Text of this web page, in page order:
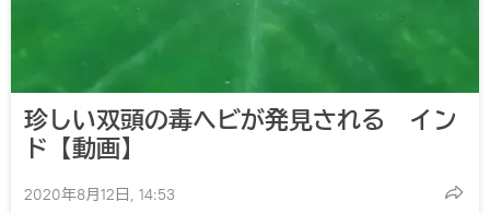
珍しい双頭の毒ヘビが発見される イン
ド【動画】
2020年8月12日, 14:53